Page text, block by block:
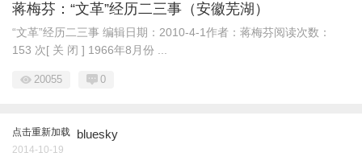
蒋梅芬：“文革”经历二三事（安徽芜湖）
“文革”经历二三事 编辑日期：2010-4-1作者：蒋梅芬阅读次数：
153 次[ 关 闭 ] 1966年8月份 ...
20055 0
点击重新加载 bluesky
2014-10-19